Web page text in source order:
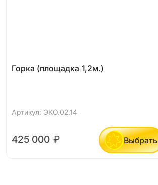
Горка (площадка 1,2м.)
Артикул: ЭКО.02.14
425 000 ₽ Выбрать